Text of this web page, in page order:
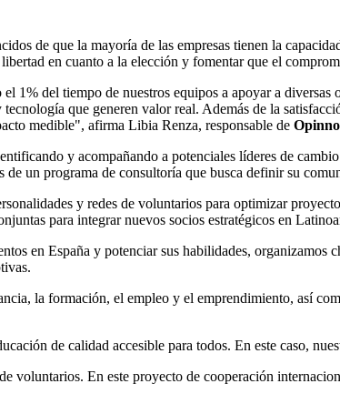
de que la mayoría de las empresas tienen la
en cuanto a la elección y fomentar que el
1% del tiempo de nuestros equipos a apoyar a
que generen valor real. Además de la
medible", afirma Libia Renza, responsable de
y acompañando a potenciales líderes de
de un programa de consultoría que busca definir su
y redes de voluntarios para optimizar
para integrar nuevos socios estratégicos en
en España y potenciar sus habilidades,
la formación, el empleo y el emprendimiento, así
de calidad accesible para todos. En este caso,
voluntarios. En este proyecto de cooperación